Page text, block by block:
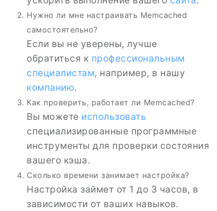
Нужно ли мне настраивать Memcached
самостоятельно?
Если вы не уверены, лучше
обратиться к профессиональным
специалистам, например, в нашу
компанию.
Как проверить, работает ли Memcached?
Вы можете использовать
специализированные программные
инструменты для проверки состояния
вашего кэша.
Сколько времени занимает настройка?
Настройка займет от 1 до 3 часов, в
зависимости от ваших навыков.